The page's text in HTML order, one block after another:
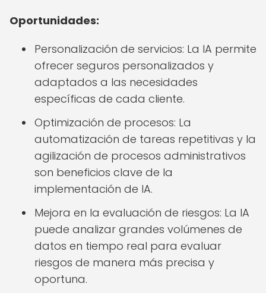
Oportunidades:
Personalización de servicios: La IA permite
ofrecer seguros personalizados y
adaptados a las necesidades
específicas de cada cliente.
Optimización de procesos: La
automatización de tareas repetitivas y la
agilización de procesos administrativos
son beneficios clave de la
implementación de IA.
Mejora en la evaluación de riesgos: La IA
puede analizar grandes volúmenes de
datos en tiempo real para evaluar
riesgos de manera más precisa y
oportuna.